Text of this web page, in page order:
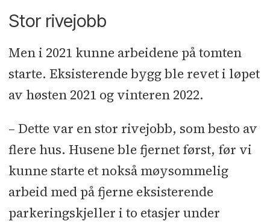
takelementer: Lett-Tak Systemer
Porter: Port1 l Vinduer:
Optimera/Nordan lParkett: KO-ASl
Sittebenker, stoler, bord: Senab
Leverandør fasadesystem
og teglsystem: STO
Stor rivejobb
Men i 2021 kunne arbeidene på tomten
starte. Eksisterende bygg ble revet i løpet
av høsten 2021 og vinteren 2022.
– Dette var en stor rivejobb, som besto av
flere hus. Husene ble fjernet først, før vi
kunne starte et nokså møysommelig
arbeid med på fjerne eksisterende
parkeringskjeller i to etasjer under